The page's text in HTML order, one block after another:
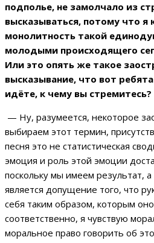
подполье, не замолчало из
высказываться, потому что я
монолитность такой
молодыми происходящего
Или это опять же такое
высказывание, что вот
идёте, к чему вы стремитесь?
— Ну, разумеется, некоторое
выбираем этот термин,
песня это не статистическая
эмоция и роль этой эмоции
поскольку мы имеем результат,
является допущение того, что
себя таким образом, которым
соответственно, я чувствую
моральное право говорить об